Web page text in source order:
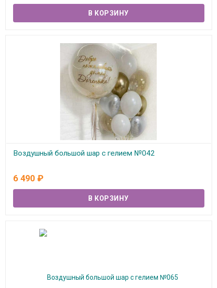
Воздушный большой шар с гелием №042
6 490 ₽